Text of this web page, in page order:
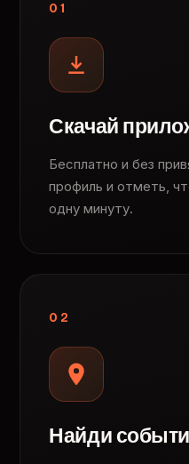
01
Скачай
Бесплатно и без
профиль и отметь,
одну минуту.
02
Найди